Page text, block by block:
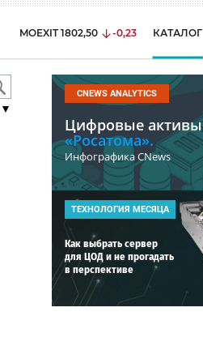
MOEXIT 1802,50 -0,23 КАТАЛОГ
CNEWS ANALYTICS
Цифровые активы
«Росатома».
Инфографика CNews
ТЕХНОЛОГИЯ МЕСЯЦА
Как выбрать сервер
для ЦОД и не прогадать
в перспективе